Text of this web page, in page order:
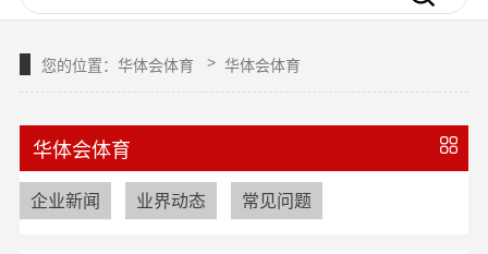
您的位置： 华体会体育 > 华体会体育
华体会体育
企业新闻 业界动态 常见问题